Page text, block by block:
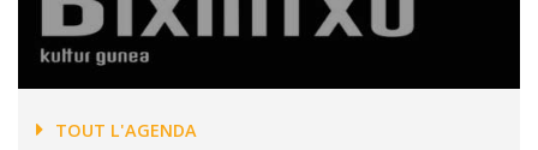
TOUT L'AGENDA